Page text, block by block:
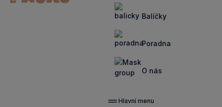
Balíčky
Poradna
O nás
Hlavní menu